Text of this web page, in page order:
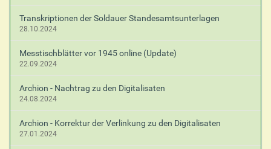
Transkriptionen der Soldauer Standesamtsunterlagen
28.10.2024
Messtischblätter vor 1945 online (Update)
22.09.2024
Archion - Nachtrag zu den Digitalisaten
24.08.2024
Archion - Korrektur der Verlinkung zu den Digitalisaten
27.01.2024